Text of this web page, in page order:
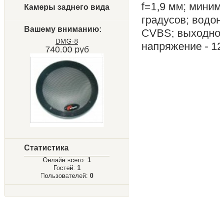
Камеры заднего вида
Вашему вниманию:
DMG-8
740.00 руб
Статистика
Онлайн всего: 1
Гостей: 1
Пользователей: 0
f=1,9 мм;
градусов;
CVBS;
напряжение -